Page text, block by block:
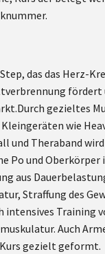
das das Herz-
fördert
gezieltes
wie
und Theraband
Po und
aus
Straffung des
intensives Training
Auch
gezielt geformt.